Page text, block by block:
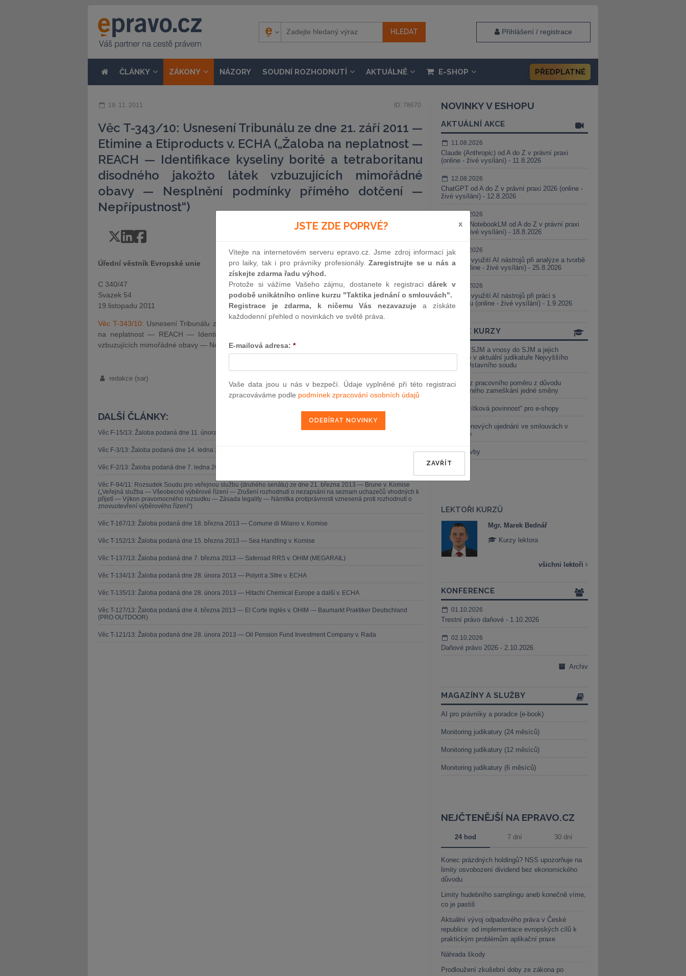
Přihlášení / registrace
ČLÁNKY ZÁKONY NÁZORY SOUDNÍ ROZHODNUTÍ AKTUÁLNĚ E-SHOP PŘEDPLATNÉ
19. 11. 2011 ID: 78670
Věc T-343/10: Usnesení Tribunálu ze dne 21. září 2011 —
Etimine a Etiproducts v. ECHA („Žaloba na neplatnost —
REACH — Identifikace kyseliny borité a tetraboritanu
disodného jakožto látek vzbuzujících mimořádné
obavy — Nesplnění podmínky přímého dotčení —
Nepřípustnost“)
Úřední věstník Evropské unie
C 340/47
Svazek 54
19.listopadu 2011
Věc T-343/10: Usnesení Tribunálu ze dne 21. září 2011 — Etimine a Etiproducts v. ECHA („Žaloba
na neplatnost — REACH — Identifikace kyseliny borité a tetraboritanu disodného jakožto látek
vzbuzujících mimořádné obavy — Nesplnění podmínky přímého dotčení — Nepřípustnost“)
redakce (sar)
DALŠÍ ČLÁNKY:
Věc F-15/13: Žaloba podaná dne 11. února 2013 — ZZ v. Komise
Věc F-3/13: Žaloba podaná dne 14. ledna 2013 — CK v. Komise
Věc F-2/13: Žaloba podaná dne 7. ledna 2013 — ZZ v. Komise
Věc F-94/11: Rozsudek Soudu pro veřejnou službu (druhého senátu) ze dne 21. března 2013 — Brune v. Komise
(„Veřejná služba — Všeobecné výběrové řízení — Zrušení rozhodnutí o nezapsání na seznam uchazečů vhodných k
přijetí — Výkon pravomocného rozsudku — Zásada legality — Námitka protiprávnosti vznesená proti rozhodnutí o
znovuotevření výběrového řízení“)
Věc T-167/13: Žaloba podaná dne 18. března 2013 — Comune di Milano v. Komise
Věc T-152/13: Žaloba podaná dne 15. března 2013 — Sea Handling v. Komise
Věc T-137/13: Žaloba podaná dne 7. března 2013 — Saferoad RRS v. OHIM (MEGARAIL)
Věc T-134/13: Žaloba podaná dne 28. února 2013 — Polynt a Sitre v. ECHA
Věc T-135/13: Žaloba podaná dne 28. února 2013 — Hitachi Chemical Europe a další v. ECHA
Věc T-127/13: Žaloba podaná dne 4. března 2013 — El Corte Inglés v. OHIM — Baumarkt Praktiker Deutschland
(PRO OUTDOOR)
Věc T-121/13: Žaloba podaná dne 28. února 2013 — Oil Pension Fund Investment Company v. Rada
NOVINKY V ESHOPU
AKTUÁLNÍ AKCE
11.08.2026
Claude (Anthropic) od A do Z v právní praxi
(online - živé vysílání) - 11.8.2026
12.08.2026
ChatGPT od A do Z v právní praxi 2026 (online -
živé vysílání) - 12.8.2026
18.08.2026
Gemini a NotebookLM od A do Z v právní praxi
(online - živé vysílání) - 18.8.2026
25.08.2026
Praktické využití AI nástrojů při analýze a tvorbě
smluv (online - živé vysílání) - 25.8.2026
01.09.2026
Praktické využití AI nástrojů při práci s
judikaturou (online - živé vysílání) - 1.9.2026
ONLINE KURZY
Vnosy ze SJM a vnosy do SJM a jejich
valorizace v aktuální judikatuře Nejvyššího
soudu a Ústavního soudu
Výpověď z pracovního poměru z důvodu
neomluveného zameškání jedné směny
Nová „tlačítková povinnost“ pro e-shopy
Změna cenových ujednání ve smlouvách v
energetice
Černé stavby
LEKTOŘI KURZŮ
JUDr. Tomáš Nielsen
JUDr. Tomáš Sokol
Kurzy lektora
Mgr. Marek Bednář
Kurzy lektora
všichni lektoři
KONFERENCE
01.10.2026
Trestní právo daňové - 1.10.2026
02.10.2026
Daňové právo 2026 - 2.10.2026
Archiv
MAGAZÍNY A SLUŽBY
AI pro právníky a poradce (e-book)
Monitoring judikatury (24 měsíců)
Monitoring judikatury (12 měsíců)
Monitoring judikatury (6 měsíců)
NEJČTENĚJŠÍ NA EPRAVO.CZ
24 hod 7 dní 30 dní
Konec prázdných holdingů? NSS upozorňuje na
limity osvobození dividend bez ekonomického
důvodu
Limity hudebního samplingu aneb konečně víme,
co je pastiš
Aktuální vývoj odpadového práva v České
republice: od implementace evropských cílů k
praktickým problémům aplikační praxe
Náhrada škody
Prodloužení zkušební doby ze zákona po
JSTE ZDE POPRVÉ? x
Vítejte na internetovém serveru epravo.cz. Jsme zdroj informací jak
pro laiky, tak i pro právníky profesionály.Zaregistrujte se u nás a
získejte zdarma řadu výhod.
Protože si vážíme Vašeho zájmu, dostanete k registracidárek v
podobě unikátního online kurzu "Taktika jednání o smlouvách".
Registrace je zdarma, k ničemu Vás nezavazuje a získáte
každodenní přehled o novinkách ve světě práva.
E-mailová adresa: *
Vaše data jsou u nás v bezpečí. Údaje vyplněné při této registraci
zpracováváme podle podmínek zpracování osobních údajů
ZAVŘÍT